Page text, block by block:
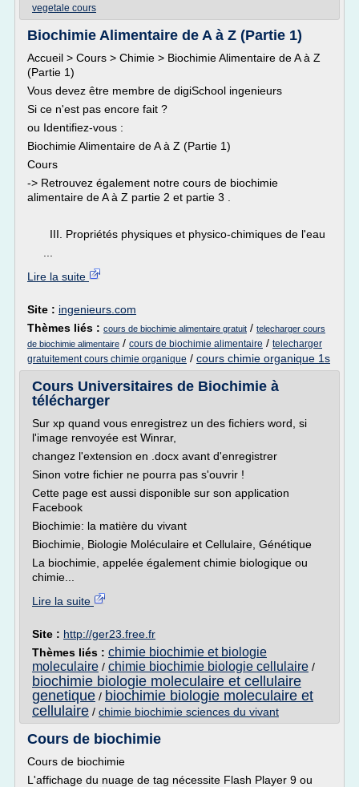
vegetale cours
Biochimie Alimentaire de A à Z (Partie 1)
Accueil > Cours > Chimie > Biochimie Alimentaire de A à Z
(Partie 1)
Vous devez être membre de digiSchool ingenieurs
Si ce n'est pas encore fait ?
ou Identifiez-vous :
Biochimie Alimentaire de A à Z (Partie 1)
Cours
-> Retrouvez également notre cours de biochimie
alimentaire de A à Z partie 2 et partie 3 .
III. Propriétés physiques et physico-chimiques de l'eau
Lire la suite
Site : ingenieurs.com
Thèmes liés : cours de biochimie alimentaire gratuit / telecharger cours
de biochimie alimentaire / cours de biochimie alimentaire / telecharger
gratuitement cours chimie organique / cours chimie organique 1s
Cours Universitaires de Biochimie à
télécharger
Sur xp quand vous enregistrez un des fichiers word, si
l'image renvoyée est Winrar,
changez l'extension en .docx avant d'enregistrer
Sinon votre fichier ne pourra pas s'ouvrir !
Cette page est aussi disponible sur son application
Facebook
Biochimie: la matière du vivant
Biochimie, Biologie Moléculaire et Cellulaire, Génétique
La biochimie, appelée également chimie biologique ou
chimie...
Lire la suite
Site : http://ger23.free.fr
Thèmes liés : chimie biochimie et biologie
moleculaire / chimie biochimie biologie cellulaire /
biochimie biologie moleculaire et cellulaire
genetique / biochimie biologie moleculaire et
cellulaire / chimie biochimie sciences du vivant
Cours de biochimie
Cours de biochimie
L'affichage du nuage de tag nécessite Flash Player 9 ou